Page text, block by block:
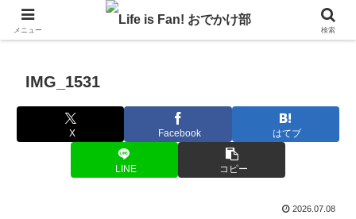
自作キャンピングカーで1年の3分の1を北海道でのんびりバンライフ♪
IMG_1531
X Facebook はてブ
LINE コピー
2026.07.08
メニュー 検索